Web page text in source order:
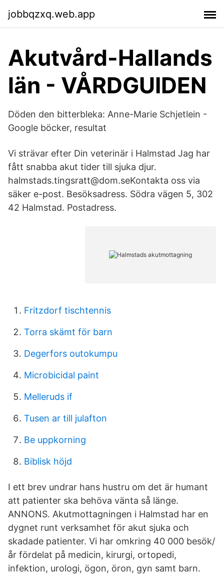
jobbqzxq.web.app
Akutvård-Hallands
län - VÅRDGUIDEN
Döden den bitterbleka: Anne-Marie Schjetlein -
Google böcker, resultat
Vi strävar efter Din veterinär i Halmstad Jag har
fått snabba akut tider till sjuka djur.
halmstads.tingsratt@dom.seKontakta oss via
säker e-post. Besöksadress. Södra vägen 5, 302
42 Halmstad. Postadress.
Fritzdorf tischtennis
Torra skämt för barn
Degerfors outokumpu
Microbicidal paint
Melleruds if
Tusen ar till julafton
Be uppkorning
Biblisk höjd
I ett brev undrar hans hustru om det är humant
att patienter ska behöva vänta så länge.
ANNONS. Akutmottagningen i Halmstad har en
dygnet runt verksamhet för akut sjuka och
skadade patienter. Vi har omkring 40 000 besök/
år fördelat på medicin, kirurgi, ortopedi,
infektion, urologi, ögon, öron, gyn samt barn.